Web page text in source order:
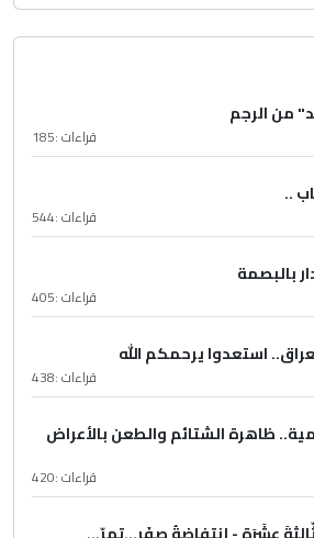
من الرجم
قراءات :185
..
قراءات :544
بالبصمة
قراءات :405
استعدوا يرحمكم الله
قراءات :438
ظاهرة الشتائم والطعن بالأعراض
قراءات :420